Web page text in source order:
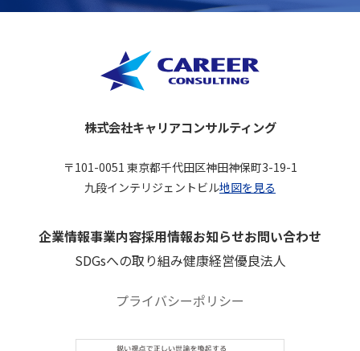
株式会社キャリアコンサルティング
〒101-0051 東京都千代田区神田神保町3-19-1
九段インテリジェントビル地図を見る
企業情報事業内容採用情報お知らせお問い合わせ
SDGsへの取り組み健康経営優良法人
プライバシーポリシー